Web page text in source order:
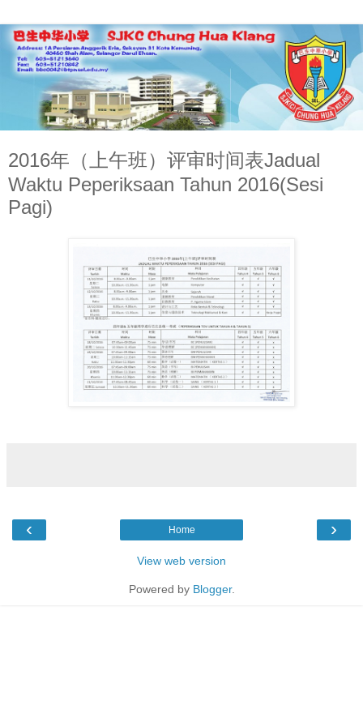
2016年（上午班）评审时间表Jadual
Waktu Peperiksaan Tahun 2016(Sesi
Pagi)
‹ ›
Home
View web version
Powered by Blogger.